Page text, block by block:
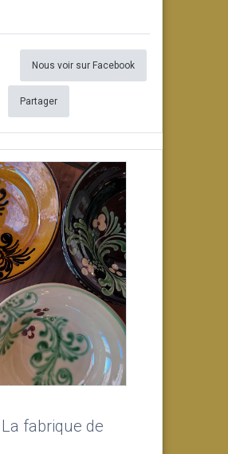
Nous voir sur Facebook
Partager
La fabrique de